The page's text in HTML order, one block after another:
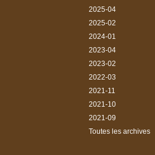
2025-04
2025-02
2024-01
2023-04
2023-02
2022-03
2021-11
2021-10
2021-09
Toutes les archives